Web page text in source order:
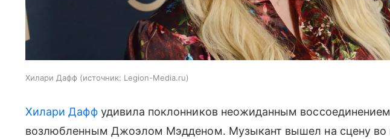
Хилари Дафф источник: Legion-Media.ru
Хилари Даффудивила поклонников неожиданным
возлюбленным Джоэлом Мэдденом. Музыкант вышел на сцену во